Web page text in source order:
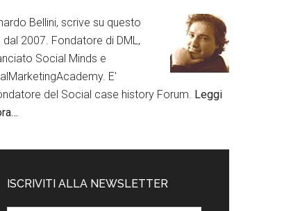
Bellini, scrive su questo
dal 2007. Fondatore di DML,
Social Minds e
E'
del Social case history Forum. Leggi
ISCRIVITI ALLA NEWSLETTER